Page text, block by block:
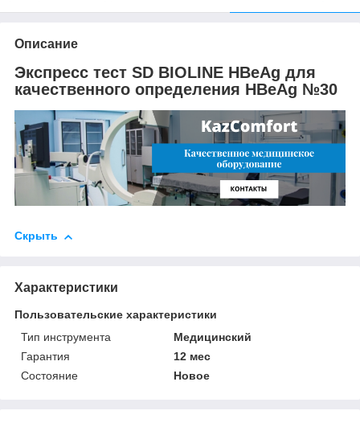
Описание
Экспресс тест SD BIOLINE HBeAg для
качественного определения HBeAg №30
Скрыть
Характеристики
Пользовательские характеристики
Тип инструмента
Медицинский
Гарантия
12 мес
Состояние
Новое